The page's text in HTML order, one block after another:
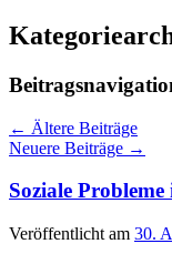
← Ältere Beiträge
Neuere Beiträge →
Soziale
Veröffentlicht am 30.